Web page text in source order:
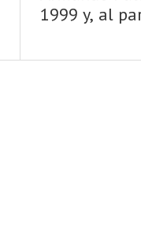
1999 y, al
embo ...